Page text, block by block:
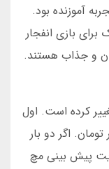
آموزنده بود.
بازی انفجار
و جذاب هستند.
کرده است. اول
شروع می کنم. معمولاً 50 هزار تومان. اگر دو بار
پیش بینی مچ